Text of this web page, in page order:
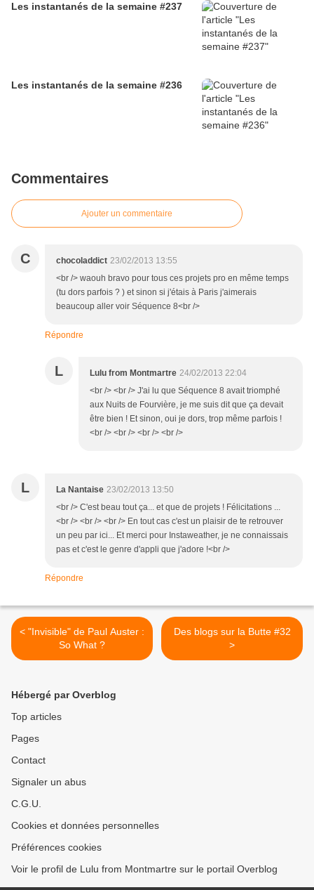
Les instantanés de la semaine #237
Les instantanés de la semaine #236
Commentaires
Ajouter un commentaire
C chocoladdict 23/02/2013 13:55
<br /> waouh bravo pour tous ces projets pro en même temps
(tu dors parfois ? ) et sinon si j'étais à Paris j'aimerais
beaucoup aller voir Séquence 8<br />
Répondre
L Lulu from Montmartre 24/02/2013 22:04
<br /> <br /> J'ai lu que Séquence 8 avait triomphé
aux Nuits de Fourvière, je me suis dit que ça devait
être bien ! Et sinon, oui je dors, trop même parfois !
<br /> <br /> <br /> <br />
L La Nantaise 23/02/2013 13:50
<br /> C'est beau tout ça... et que de projets ! Félicitations ...
<br /> <br /> <br /> En tout cas c'est un plaisir de te retrouver
un peu par ici... Et merci pour Instaweather, je ne connaissais
pas et c'est le genre d'appli que j'adore !<br />
Répondre
< "Invisible" de Paul Auster :
So What ?
Des blogs sur la Butte #32
>
Hébergé par Overblog
Top articles
Pages
Contact
Signaler un abus
C.G.U.
Cookies et données personnelles
Préférences cookies
Voir le profil de Lulu from Montmartre sur le portail Overblog